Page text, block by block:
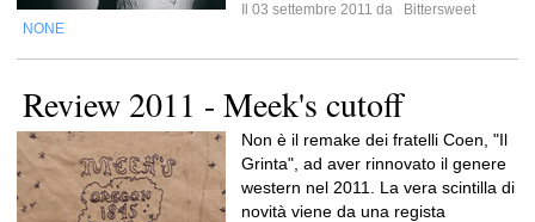
Il 03 settembre 2011 da
Bittersweet
NONE
Review 2011 - Meek's cutoff
Non è il remake dei fratelli Coen, "Il
Grinta", ad aver rinnovato il genere
western nel 2011. La vera scintilla di
novità viene da una regista